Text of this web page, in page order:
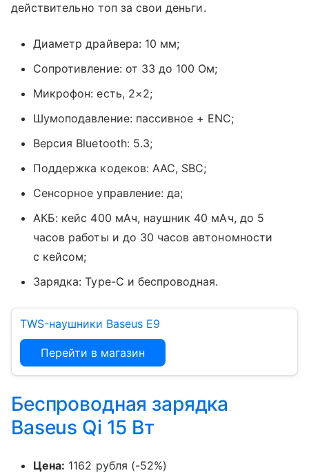
действительно топ за свои деньги.
Диаметр драйвера: 10 мм;
Сопротивление: от 33 до 100 Ом;
Микрофон: есть, 2×2;
Шумоподавление: пассивное + ENC;
Версия Bluetooth: 5.3;
Поддержка кодеков: AAC, SBC;
Сенсорное управление: да;
АКБ: кейс 400 мАч, наушник 40 мАч, до 5
часов работы и до 30 часов автономности
с кейсом;
Зарядка: Type-C и беспроводная.
TWS-наушники Baseus E9
Перейти в магазин
Беспроводная зарядка
Baseus Qi 15 Вт
Цена: 1162 рубля (-52%)